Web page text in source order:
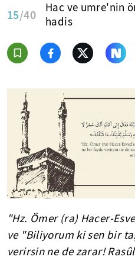
15/40
Hac ve umre'nin
hadis
"Hz. Ömer (ra) Hacer-
ve "Biliyorum ki sen bir
verirsin ne de zarar!